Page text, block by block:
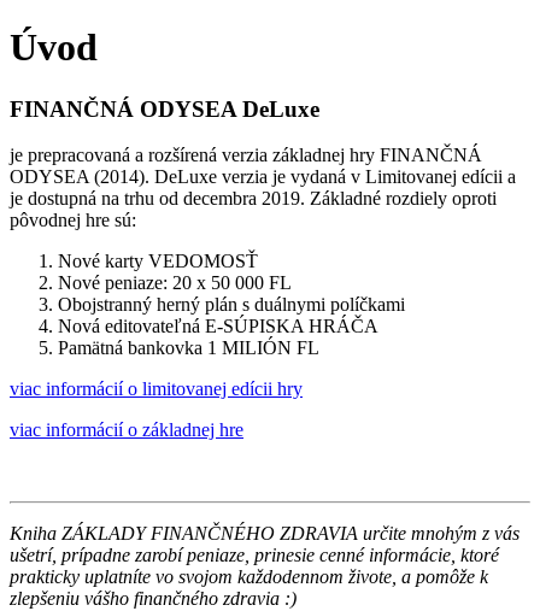
Úvod
FINANČNÁ ODYSEA DeLuxe
je prepracovaná a rozšírená verzia základnej hry FINANČNÁ
ODYSEA (2014). DeLuxe verzia je vydaná v Limitovanej edícii a
je dostupná na trhu od decembra 2019. Základné rozdiely oproti
pôvodnej hre sú:
Nové karty VEDOMOSŤ
Nové peniaze: 20 x 50 000 FL
Obojstranný herný plán s duálnymi políčkami
Nová editovateľná E-SÚPISKA HRÁČA
Pamätná bankovka 1 MILIÓN FL
viac informácií o limitovanej edícii hry
viac informácií o základnej hre
Kniha ZÁKLADY FINANČNÉHO ZDRAVIA určite mnohým z vás
ušetrí, prípadne zarobí peniaze, prinesie cenné informácie, ktoré
prakticky uplatníte vo svojom každodennom živote, a pomôže k
zlepšeniu vášho finančného zdravia :)